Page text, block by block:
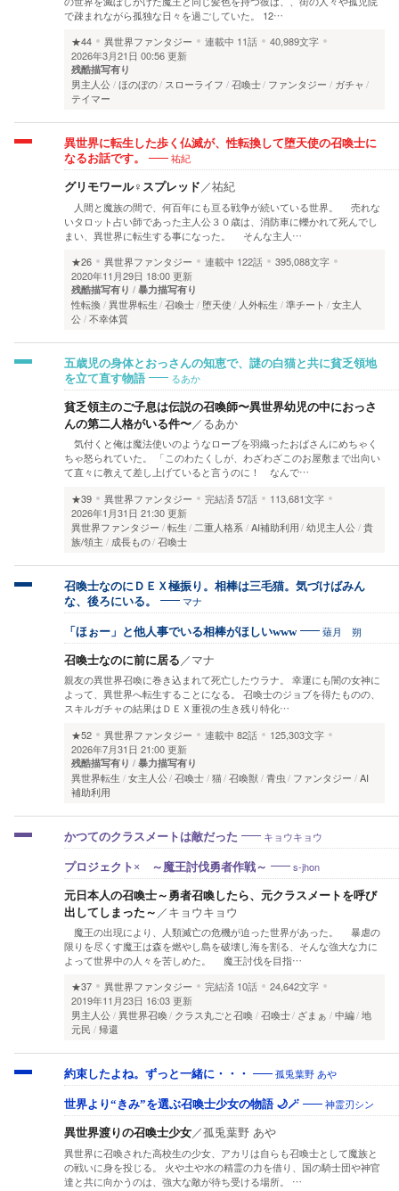
で疎まれながら孤独な日々を過ごしていた。 12…
★44
異世界ファンタジー 連載中 11話
40,989文字
2026年3月21日 00:56 更新
残酷描写有り
男主人公 ほのぼの スローライフ 召喚士 ファンタジー
ガチャ
テイマー
異世界に転生した歩く仏滅が、性転換して堕天使の召喚士に
なるお話です。
祐紀
グリモワール♀スプレッド／祐紀
人間と魔族の間で、何百年にも亘る戦争が続いている世界。 売れな
いタロット占い師であった主人公３０歳は、消防車に轢かれて死んでし
まい、異世界に転生する事になった。 そんな主人…
★26
異世界ファンタジー 連載中 122話
395,088文字
2020年11月29日 18:00 更新
残酷描写有り 暴力描写有り
性転換 異世界転生 召喚士 堕天使 人外転生 準チート
女主人
公 不幸体質
五歳児の身体とおっさんの知恵で、謎の白猫と共に貧乏領地
を立て直す物語
るあか
貧乏領主のご子息は伝説の召喚師〜異世界幼児の中におっさ
んの第二人格がいる件〜／るあか
気付くと俺は魔法使いのようなローブを羽織ったおばさんにめちゃく
ちゃ怒られていた。 「このわたくしが、わざわざこのお屋敷まで出向い
て直々に教えて差し上げていると言うのに！ なんで…
★39
異世界ファンタジー 完結済57話
113,681文字
2026年1月31日 21:30 更新
異世界ファンタジー
転生 二重人格系 AI補助利用 幼児主人公 貴
族/領主
成長もの 召喚士
召喚士なのにＤＥＸ極振り。相棒は三毛猫。気づけばみん
な、後ろにいる。
マナ
「ほぉー」と他人事でいる相棒がほしいwww 薙月 朔
召喚士なのに前に居る ／マナ
親友の異世界召喚に巻き込まれて死亡したウラナ。 幸運にも闇の女神に
よって、異世界へ転生することになる。 召喚士のジョブを得たものの、
スキルガチャの結果はＤＥＸ重視の生き残り特化…
★52
異世界ファンタジー 連載中 82話
125,303文字
2026年7月31日 21:00 更新
残酷描写有り 暴力描写有り
異世界転生 女主人公 召喚士 猫 召喚獣 青虫 ファンタジー
AI
補助利用
かつてのクラスメートは敵だった キョウキョウ
プロジェクト× ～魔王討伐勇者作戦～ s-jhon
元日本人の召喚士～勇者召喚したら、元クラスメートを呼び
出してしまった～ ／キョウキョウ
魔王の出現により、人類滅亡の危機が迫った世界があった。 暴虐の
限りを尽くす魔王は森を燃やし島を破壊し海を割る、そんな強大な力に
よって世界中の人々を苦しめた。 魔王討伐を目指…
★37
異世界ファンタジー 完結済 10話
24,642文字
2019年11月23日 16:03 更新
男主人公 異世界召喚 クラス丸ごと召喚 召喚士 ざまぁ 中編 地
元民
帰還
約束したよね。ずっと一緒に・・・ 孤兎葉野 あや
世界より“きみ”を選ぶ召喚士少女の物語 🌙🪄 神霊刃シン
異世界渡りの召喚士少女／孤兎葉野 あや
異世界に召喚された高校生の少女、アカリは自らも召喚士として魔族と
の戦いに身を投じる。 火や土や水の精霊の力を借り、国の騎士団や神官
達と共に向かうのは、強大な敵が待ち受ける場所。 …